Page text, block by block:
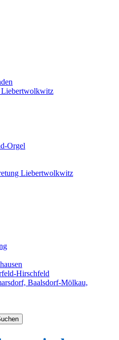
Liebertwolkwitz
Orgel
Liebertwolkwitz
Hirschfeld
Baalsdorf-Mölkau,